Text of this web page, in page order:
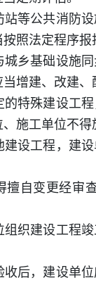
站等公共消防
照法定程序报
城乡基础设施
增建、改建
的特殊建设工
施工单位不得
建设工程，建
擅自变更经审
组织建设工程
后，建设单